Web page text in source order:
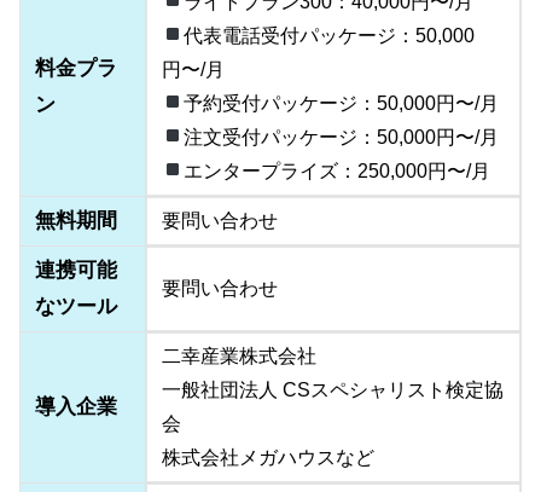
料金プラ
ン
代表電話受付パッケージ：50,000
円〜/月
予約受付パッケージ：50,000円〜/月
注文受付パッケージ：50,000円〜/月
エンタープライズ：250,000円〜/月
無料期間 要問い合わせ
連携可能
なツール
要問い合わせ
導入企業
二幸産業株式会社
一般社団法人 CSスペシャリスト検定協
会
株式会社メガハウスなど